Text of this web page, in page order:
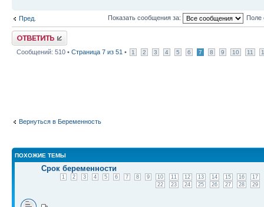
Пред. Показать сообщения за: Поле
Ответить
Сообщений: 510 • Страница 7 из 51 • 1 2 3 4 5 6 7 8 9 10 11
Вернуться в Беременность
ПОХОЖИЕ ТЕМЫ
Срок беременности
1 2 3 4 5 6 7 8 9 10 11 12 13 14 15 16
17
22
23 24 25 26 27 28 29